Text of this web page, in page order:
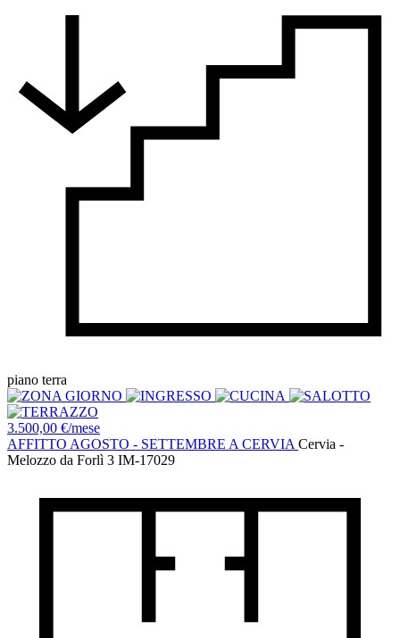
piano terra
3.500,00 €/mese
AFFITTO AGOSTO - SETTEMBRE A CERVIA Cervia -
Melozzo da Forlì 3 IM-17029